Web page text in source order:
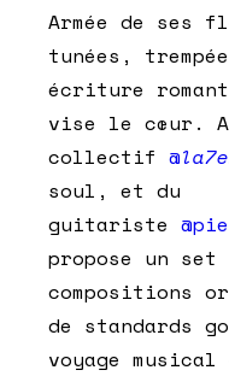
Armée de ses
tunées,
écriture
vise le cœur.
collectif @
soul, et du
guitariste
propose un
compositions
de standards
voyage musical